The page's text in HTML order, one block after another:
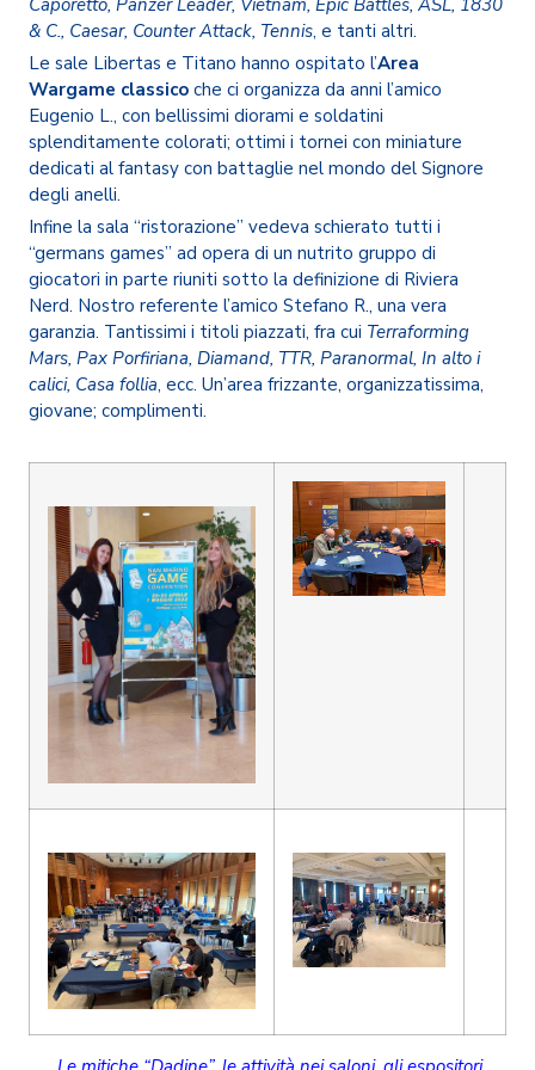
Caporetto, Panzer Leader, Vietnam, Epic Battles, ASL, 1830
& C., Caesar, Counter Attack, Tennis, e tanti altri.
Le sale Libertas e Titano hanno ospitato l’Area
Wargame classico che ci organizza da anni l’amico
Eugenio L., con bellissimi diorami e soldatini
splenditamente colorati; ottimi i tornei con miniature
dedicati al fantasy con battaglie nel mondo del Signore
degli anelli.
Infine la sala “ristorazione” vedeva schierato tutti i
“germans games” ad opera di un nutrito gruppo di
giocatori in parte riuniti sotto la definizione di Riviera
Nerd. Nostro referente l’amico Stefano R., una vera
garanzia. Tantissimi i titoli piazzati, fra cui Terraforming
Mars, Pax Porfiriana, Diamand, TTR, Paranormal, In alto i
calici, Casa follia, ecc. Un’area frizzante, organizzatissima,
giovane; complimenti.